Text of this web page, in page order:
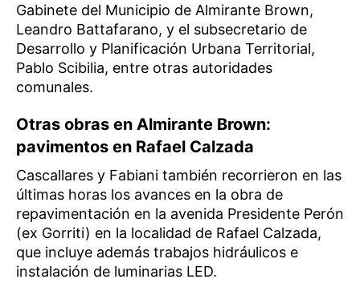
Gabinete del Municipio de Almirante Brown,
Leandro Battafarano, y el subsecretario de
Desarrollo y Planificación Urbana Territorial,
Pablo Scibilia, entre otras autoridades
comunales.
Otras obras en Almirante Brown:
pavimentos en Rafael Calzada
Cascallares y Fabiani también recorrieron en las
últimas horas los avances en la obra de
repavimentación en la avenida Presidente Perón
(ex Gorriti) en la localidad de Rafael Calzada,
que incluye además trabajos hidráulicos e
instalación de luminarias LED.